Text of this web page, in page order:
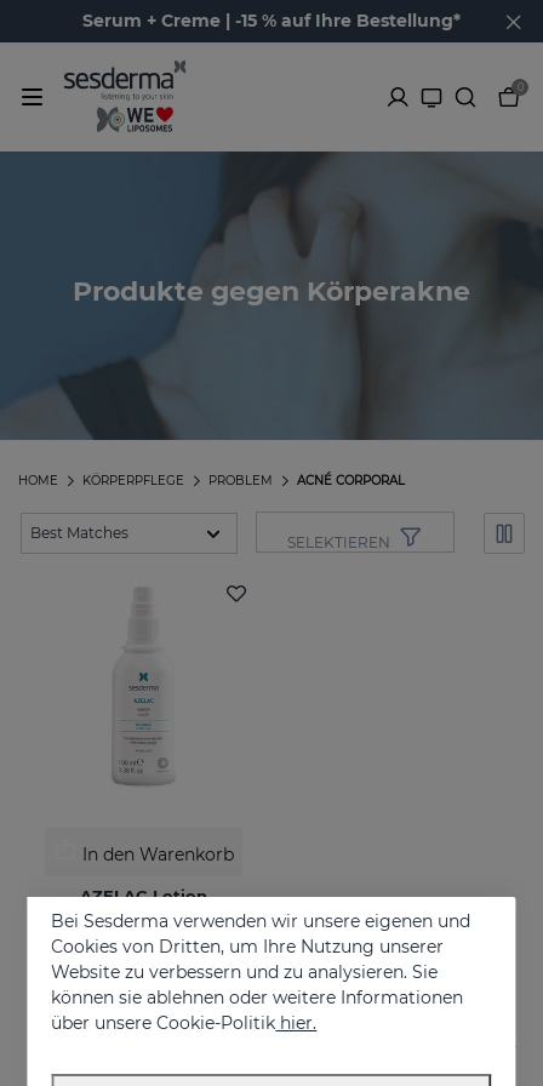
Serum + Creme | -15 % auf Ihre Bestellung*
0
Produkte gegen Körperakne
ACNÉ CORPORAL
PROBLEM
KÖRPERPFLEGE
HOME
SELEKTIEREN
In den Warenkorb
AZELAC Lotion
Geeignet für fettige oder zu Akne neigende Haut
€ 26,95
Bei Sesderma verwenden wir unsere eigenen und
Cookies von Dritten, um Ihre Nutzung unserer
Website zu verbessern und zu analysieren. Sie
können sie ablehnen oder weitere Informationen
über unsere Cookie-Politik hier.